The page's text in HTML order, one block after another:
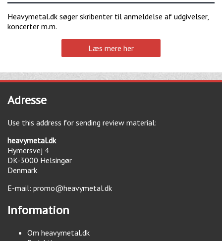
Heavymetal.dk søger skribenter til anmeldelse af udgivelser,
koncerter m.m.
Læs mere her
Adresse
Use this address for sending review material:
heavymetal.dk
Hymersvej 4
DK-3000 Helsingør
Denmark
E-mail: promo@heavymetal.dk
Information
Om heavymetal.dk